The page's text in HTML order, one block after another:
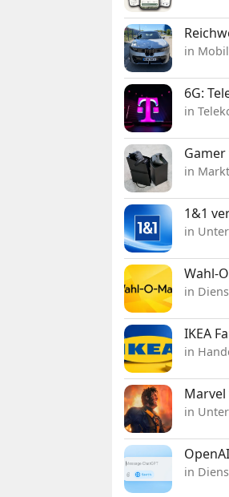
in
6G:
in
in
1&1
in
Wahl-
in
IKEA
in
in
in